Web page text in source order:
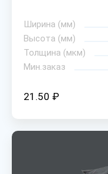
Ширина (мм)
Высота (мм)
Толщина (мкм)
Мин.заказ
21.50 ₽